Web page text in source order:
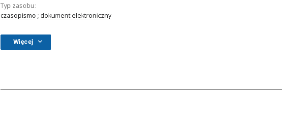
Typ zasobu:
czasopismo ; dokument elektroniczny
Więcej